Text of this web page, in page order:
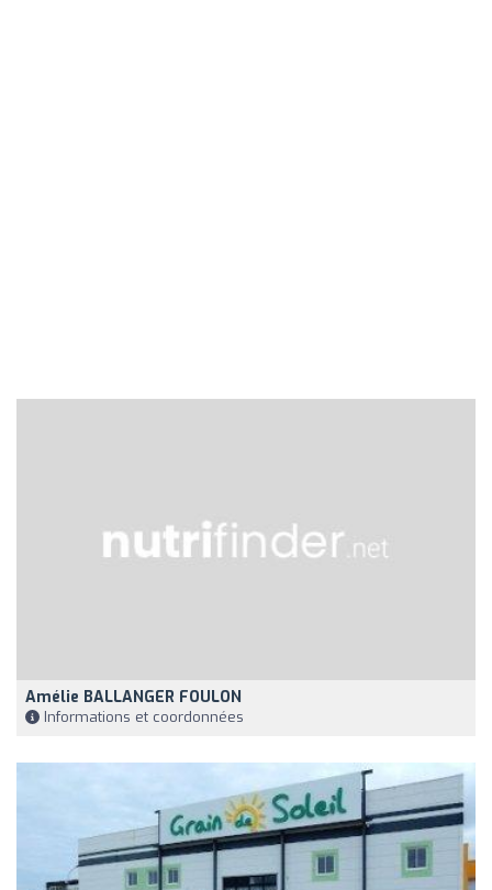
Amélie BALLANGER FOULON
Informations et coordonnées